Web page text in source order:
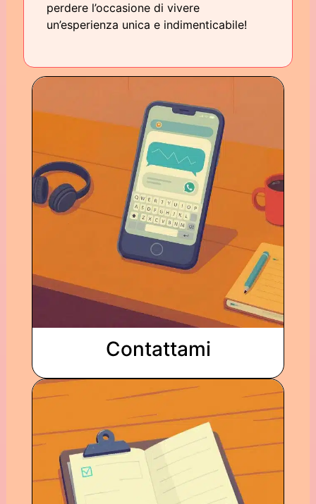
perdere l’occasione di vivere
un’esperienza unica e indimenticabile!
Contattami